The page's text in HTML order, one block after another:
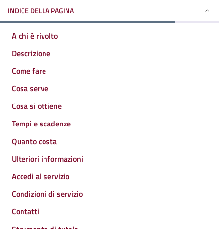
INDICE DELLA PAGINA
A chi è rivolto
Descrizione
Come fare
Cosa serve
Cosa si ottiene
Tempi e scadenze
Quanto costa
Ulteriori informazioni
Accedi al servizio
Condizioni di servizio
Contatti